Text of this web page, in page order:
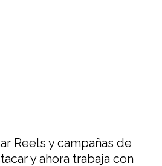
Reels y campañas de
y ahora trabaja con